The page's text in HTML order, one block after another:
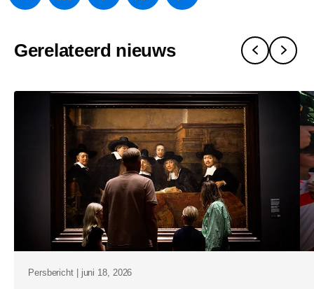
philips-
in-
medtech-
sector.html
Gerelateerd nieuws
Persbericht | juni 18, 2026